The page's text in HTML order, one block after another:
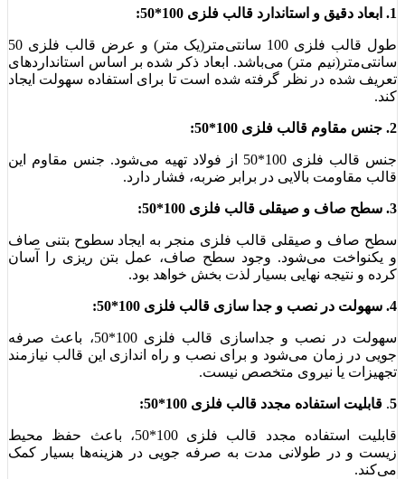
1. ابعاد دقیق و استاندارد قالب فلزی 100*50:
طول قالب فلزی 100 سانتی‌متر(یک متر) و عرض قالب فلزی 50
سانتی‌متر(نیم متر) می‌باشد. ابعاد ذکر شده بر اساس استانداردهای
تعریف شده در نظر گرفته شده است تا برای استفاده سهولت ایجاد
کند.
2. جنس مقاوم قالب فلزی 100*50:
جنس قالب فلزی 100*50 از فولاد تهیه می‌شود. جنس مقاوم این
قالب مقاومت بالایی در برابر ضربه، فشار دارد.
3. سطح صاف و صیقلی قالب فلزی 100*50:
سطح صاف و صیقلی قالب فلزی منجر به ایجاد سطوح بتنی صاف
و یکنواخت می‌شود. وجود سطح صاف، عمل بتن ریزی را آسان
کرده و نتیجه نهایی بسیار لذت بخش خواهد بود.
4. سهولت در نصب و جدا سازی قالب فلزی 100*50:
سهولت در نصب و جداسازی قالب فلزی 100*50، باعث صرفه
جویی در زمان می‌شود و برای نصب و راه اندازی این قالب نیازمند
تجهیزات یا نیروی متخصص نیست.
5
. قابلیت استفاده مجدد قالب فلزی 100*50:
قابلیت استفاده مجدد قالب فلزی 100*50، باعث حفظ محیط
زیست و در طولانی مدت به صرفه جویی در هزینه‌ها بسیار کمک
می‌کند.